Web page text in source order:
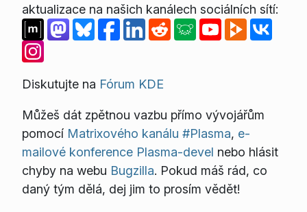
aktualizace na našich kanálech sociálních sítí:
Diskutujte na Fórum KDE
Můžeš dát zpětnou vazbu přímo vývojářům
pomocí Matrixového kanálu #Plasma, e-
mailové konference Plasma-devel nebo hlásit
chyby na webu Bugzilla. Pokud máš rád, co
daný tým dělá, dej jim to prosím vědět!